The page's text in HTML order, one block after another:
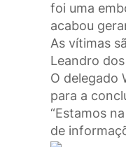
foi uma
acabou
As vítimas
Leandro
O delegado
para a
“Estamos
de